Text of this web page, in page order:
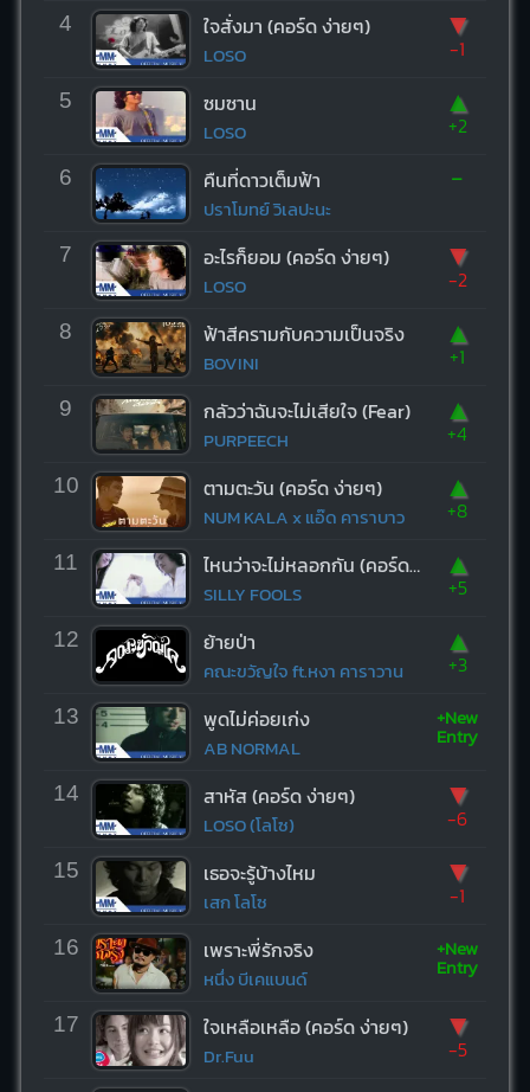
4 ใจสั่งมา (คอร์ด ง่ายๆ)
LOSO
▼
-1
5 ซมซาน
LOSO
▲
+2
6 คืนที่ดาวเต็มฟ้า
ปราโมทย์ วิเลปะนะ
-
7 อะไรก็ยอม (คอร์ด ง่ายๆ)
LOSO
▼
-2
8 ฟ้าสีครามกับความเป็นจริง
BOVINI
▲
+1
9 กลัวว่าฉันจะไม่เสียใจ (Fear)
PURPEECH
▲
+4
10 ตามตะวัน (คอร์ด ง่ายๆ)
NUM KALA x แอ๊ด คาราบาว
▲
+8
11 ไหนว่าจะไม่หลอกกัน (คอร์ด ง่ายๆ)
SILLY FOOLS
▲
+5
12 ย้ายป่า
คณะขวัญใจ ft.หงา คาราวาน
▲
+3
13 พูดไม่ค่อยเก่ง
AB NORMAL
+New
Entry
14 สาหัส (คอร์ด ง่ายๆ)
LOSO (โลโซ)
▼
-6
15 เธอจะรู้บ้างไหม
เสก โลโซ
▼
-1
16 เพราะพี่รักจริง
หนึ่ง บีเคแบนด์
+New
Entry
17 ใจเหลือเหลือ (คอร์ด ง่ายๆ)
Dr.Fuu
▼
-5